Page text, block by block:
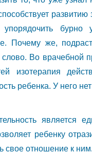
Почему же,
слово. Во врачебной
изотерапия
ребенка. У него
ребенку
свое отношение к ним.